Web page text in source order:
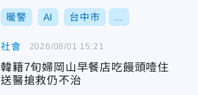
暖警 AI 台中市
社會
韓籍7旬婦岡山早餐店吃饅頭噎住
送醫搶救仍不治
2026/08/01 15:21